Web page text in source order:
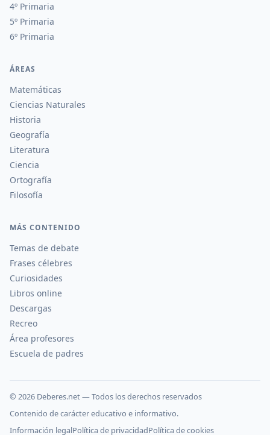
4º Primaria
5º Primaria
6º Primaria
ÁREAS
Matemáticas
Ciencias Naturales
Historia
Geografía
Literatura
Ciencia
Ortografía
Filosofía
MÁS CONTENIDO
Temas de debate
Frases célebres
Curiosidades
Libros online
Descargas
Recreo
Área profesores
Escuela de padres
© 2026 Deberes.net — Todos los derechos reservados
Contenido de carácter educativo e informativo.
Información legalPolítica de privacidadPolítica de cookies